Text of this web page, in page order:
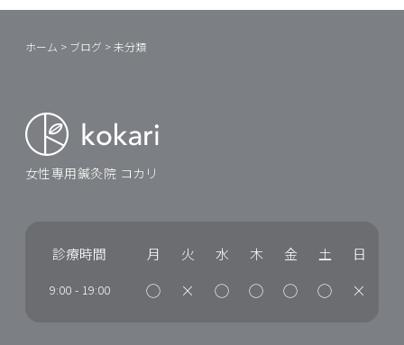
ホーム > ブログ >未分類
女性専用鍼灸院 コカリ
診療時間 月 火 水 木 金 土 日
9:00 - 19:00 ◯ × ◯ ◯ ◯ ◯ ×